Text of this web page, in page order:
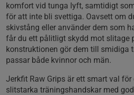
komfort vid tunga lyft, samtidigt
för att inte bli svettiga. Oavsett om
skivstång eller använder dem som
får du ett pålitligt skydd mot slitage
konstruktionen gör dem till smidiga
passar både kvinnor och män.
Jerkfit Raw Grips är ett smart val för
slitstarka träningshandskar med